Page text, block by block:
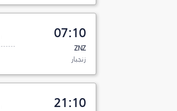
07:10
ZNZ
زنجبار
21:10